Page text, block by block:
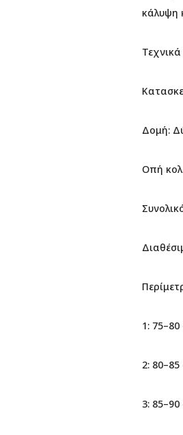
κάλυψη
Δομή:
Οπή
1: 75–80
2: 80–85
3: 85–90